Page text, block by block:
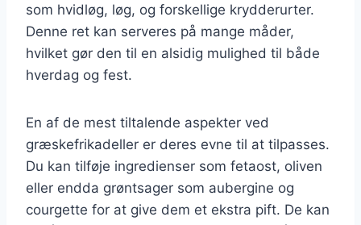
som hvidløg, løg, og forskellige krydderurter.
Denne ret kan serveres på mange måder,
hvilket gør den til en alsidig mulighed til både
hverdag og fest.
En af de mest tiltalende aspekter ved
græskefrikadeller er deres evne til at tilpasses.
Du kan tilføje ingredienser som fetaost, oliven
eller endda grøntsager som aubergine og
courgette for at give dem et ekstra pift. De kan